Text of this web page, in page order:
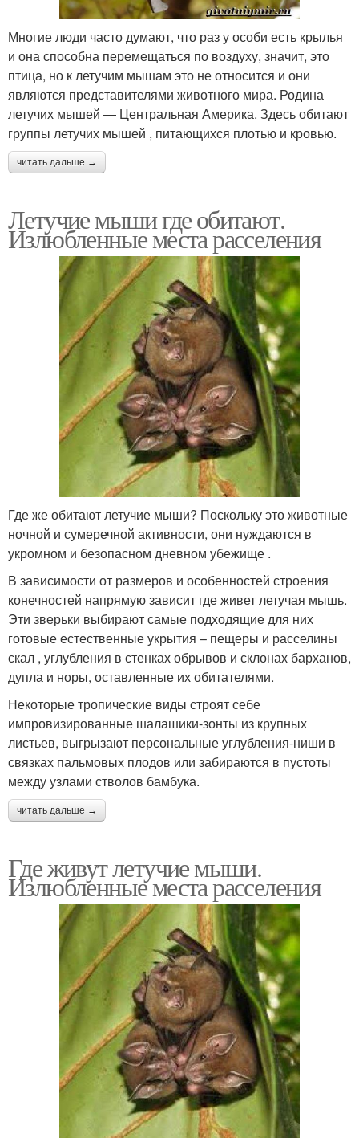
Многие люди часто думают, что раз у особи есть крылья
и она способна перемещаться по воздуху, значит, это
птица, но к летучим мышам это не относится и они
являются представителями животного мира. Родина
летучих мышей — Центральная Америка. Здесь обитают
группы летучих мышей , питающихся плотью и кровью.
читать дальше →
Летучие мыши где обитают.
Излюбленные места расселения
Где же обитают летучие мыши? Поскольку это животные
ночной и сумеречной активности, они нуждаются в
укромном и безопасном дневном убежище .
В зависимости от размеров и особенностей строения
конечностей напрямую зависит где живет летучая мышь.
Эти зверьки выбирают самые подходящие для них
готовые естественные укрытия – пещеры и расселины
скал , углубления в стенках обрывов и склонах барханов,
дупла и норы, оставленные их обитателями.
Некоторые тропические виды строят себе
импровизированные шалашики-зонты из крупных
листьев, выгрызают персональные углубления-ниши в
связках пальмовых плодов или забираются в пустоты
между узлами стволов бамбука.
читать дальше →
Где живут летучие мыши.
Излюбленные места расселения